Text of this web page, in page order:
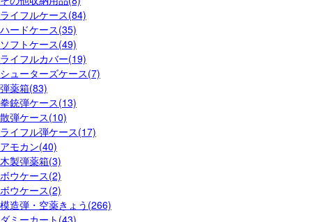
ライフルケース(84)
ハードケース(35)
ソフトケース(49)
ライフルカバー(19)
シューターズケース(7)
弾薬箱(83)
拳銃弾ケース(13)
散弾ケース(10)
ライフル弾ケース(17)
アモカン(40)
木製弾薬箱(3)
ボウケース(2)
ボウケース(2)
模造弾・空薬きょう(266)